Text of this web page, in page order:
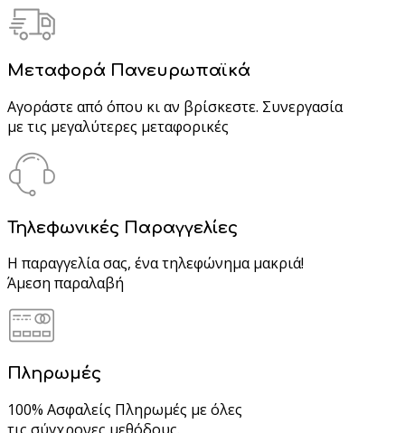
Μεταφορά Πανευρωπαϊκά
Αγοράστε από όπου κι αν βρίσκεστε. Συνεργασία
με τις μεγαλύτερες μεταφορικές
Τηλεφωνικές Παραγγελίες
Η παραγγελία σας, ένα τηλεφώνημα μακριά!
Άμεση παραλαβή
Πληρωμές
100% Ασφαλείς Πληρωμές με όλες